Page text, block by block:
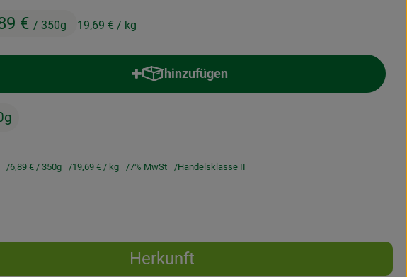
€ / 350g 19,69 € / kg
hinzufügen
Produkt zum Warenkorb hinzufügen
6,89 € / 350g 19,69 € / kg 7% MwSt Handelsklasse II
Herkunft